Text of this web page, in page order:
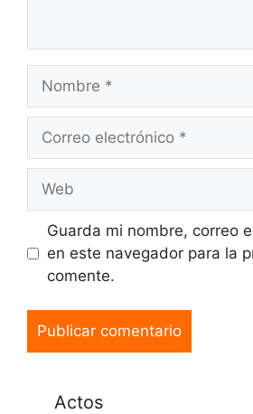
Guarda mi nombre, correo
en este navegador para la
comente.
Actos